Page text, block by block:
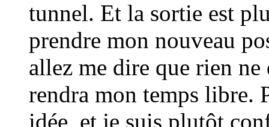
tunnel. Et la sortie est
prendre mon nouveau
allez me dire que rien
rendra mon temps libre.
idée, et je suis plutôt